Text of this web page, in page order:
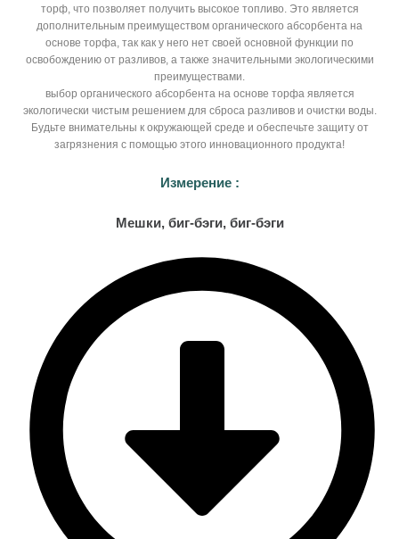
торф, что позволяет получить высокое топливо. Это является
дополнительным преимуществом органического абсорбента на
основе торфа, так как у него нет своей основной функции по
освобождению от разливов, а также значительными экологическими
преимуществами.
выбор органического абсорбента на основе торфа является
экологически чистым решением для сброса разливов и очистки воды.
Будьте внимательны к окружающей среде и обеспечьте защиту от
загрязнения с помощью этого инновационного продукта!
Измерение :
Мешки, биг-бэги, биг-бэги